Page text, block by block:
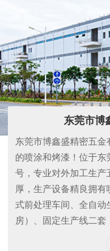
东莞市博
东莞市博鑫盛精密五
的喷涂和烤漆！位于
号，专业对外加工生
厚，生产设备精良拥
式前处理车间、全自
房）、固定生产线二套